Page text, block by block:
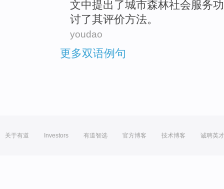
文中提出了城市森林社会服务
讨了其评价方法。
youdao
更多双语例句
关于有道 Investors 有道智选 官方博客 技术博客 诚聘英才